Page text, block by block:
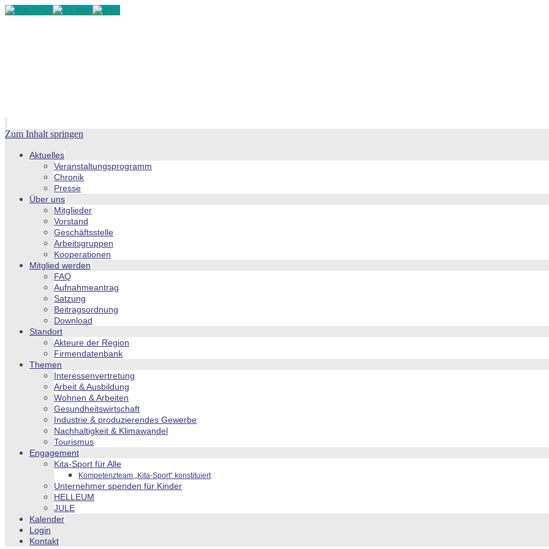
Zum Inhalt springen
Aktuelles
Veranstaltungsprogramm
Chronik
Presse
Über uns
Mitglieder
Vorstand
Geschäftsstelle
Arbeitsgruppen
Kooperationen
Mitglied werden
FAQ
Aufnahmeantrag
Satzung
Beitragsordnung
Download
Standort
Akteure der Region
Firmendatenbank
Themen
Interessenvertretung
Arbeit & Ausbildung
Wohnen & Arbeiten
Gesundheitswirtschaft
Industrie & produzierendes Gewerbe
Nachhaltigkeit & Klimawandel
Tourismus
Engagement
Kita-Sport für Alle
Kompetenzteam „Kita-Sport“ konstituiert
Unternehmer spenden für Kinder
HELLEUM
JULE
Kalender
Login
Kontakt